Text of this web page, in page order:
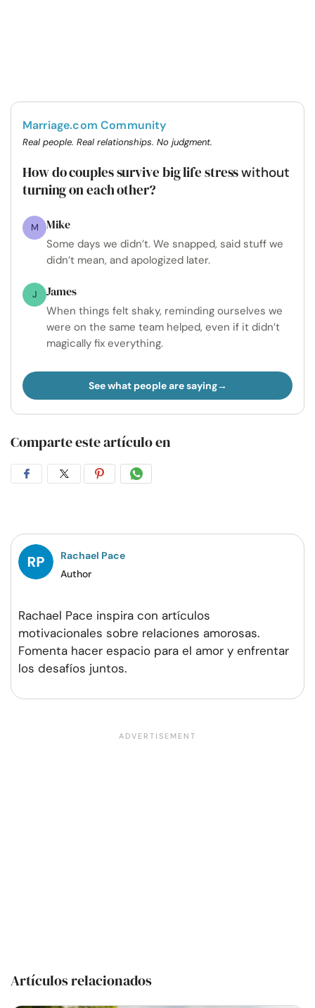
Marriage.com Community
Real people. Real relationships. No judgment.
How do couples survive big life stresswithout
turning on each other?
M Mike
Some days we didn’t. We snapped, said stuff we
didn’t mean, and apologized later.
J James
When things felt shaky, reminding ourselves we
were on the same team helped, even if it didn’t
magically fix everything.
See what people are saying
Comparte este artículo en
CompartirCompartirCompartirCompartir
Rachael Pace
Author
Rachael Pace inspira con artículos
motivacionales sobre relaciones amorosas.
Fomenta hacer espacio para el amor y enfrentar
los desafíos juntos.
Artículos relacionados